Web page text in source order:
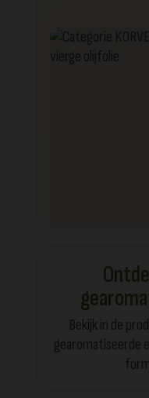
Bekijk in de
gearomatiseerde